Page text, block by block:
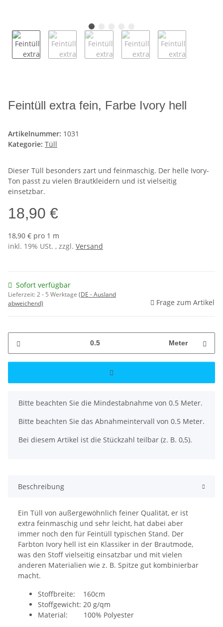
Feintüll extra fein, Farbe Ivory hell
Artikelnummer: 1031
Kategorie: Tüll
Dieser Tüll besonders zart und feinmaschig. Der helle Ivory-
Ton passt zu vielen Brautkleidern und ist vielseitig
einsetzbar.
18,90 €
18,90 € pro 1 m
inkl. 19% USt. , zzgl. Versand
Sofort verfügbar
Lieferzeit:2 - 5 Werktage (DE - Ausland
abweichend)
Frage zum Artikel
Meter
x
Bitte beachten Sie die Mindestabnahme von 0.5 Meter.
Bitte beachten Sie das Abnahmeintervall von 0.5 Meter.
Bei diesem Artikel ist die Stückzahl teilbar (z. B. 0,5).
Beschreibung
Ein Tüll von außergewöhnlich feiner Qualität, er ist
extra feinmaschig und sehr leicht, hat dabei aber
immer noch den für Feintüll typischen Stand. Der
Farbton Ivory hell ist ein Klassiker in der Brautmode,
was den Stoff vielseitig einsatzbar und mit vielen
anderen Materialien wie z. B. Spitze gut kombinierbar
macht.
Stoffbreite: 160cm
Stoffgewicht: 20 g/qm
Material: 100% Polyester